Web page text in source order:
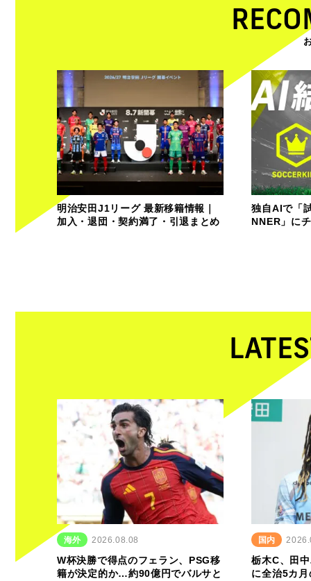
明治安田J1リーグ 最新移籍情報｜
加入・退団・契約満了・引退まとめ
独自AIで「
NNER」に
海外 2026.08.08
W杯決勝で得点のフェラン、PSG移
籍が決定的か…約90億円でバルサと
国内
栃木C、田
に全治5カ